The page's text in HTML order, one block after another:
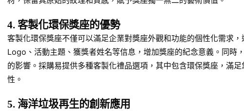
4. 客製化環保獎座的優勢
客製化環保獎座不僅可以滿足企業對獎座外觀和功能的個性化需求
Logo、活動主題、獲獎者姓名等信息，增加獎座的紀念意義。同時
的影響。採購易提供多種客製化禮品選項，其中包含環保獎座，滿
性。
5. 海洋垃圾再生的創新應用